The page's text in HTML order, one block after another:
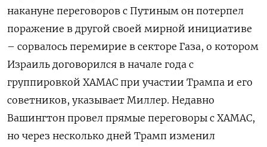
накануне переговоров с Путиным он потерпел
поражение в другой своей мирной инициативе
– сорвалось перемирие в секторе Газа, о котором
Израиль договорился в начале года с
группировкой ХАМАС при участии Трампа и его
советников, указывает Миллер. Недавно
Вашингтон провел прямые переговоры с ХАМАС,
но через несколько дней Трамп изменил